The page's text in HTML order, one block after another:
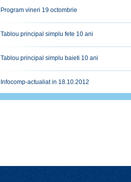
Program vineri 19 octombrie
Tablou principal simplu fete 10 ani
Tablou principal simplu baieti 10 ani
Infocomp-actualiat in 18.10.2012